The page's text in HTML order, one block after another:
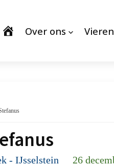
Over ons Vieren
- IJsselstein 26